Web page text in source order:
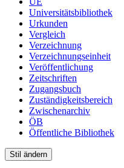
Universitätsbibliothek
Urkunden
Vergleich
Verzeichnung
Verzeichnungseinheit
Veröffentlichung
Zeitschriften
Zugangsbuch
Zuständigkeitsbereich
Zwischenarchiv
ÖB
Öffentliche Bibliothek
Stil ändern